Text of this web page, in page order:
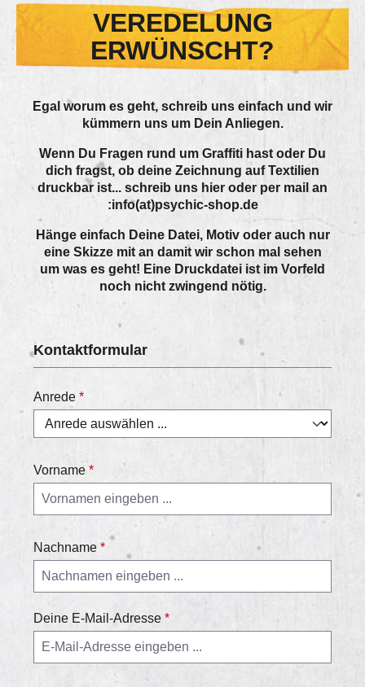
VEREDELUNG
ERWÜNSCHT?
Egal worum es geht, schreib uns einfach und wir
kümmern uns um Dein Anliegen.
Wenn Du Fragen rund um Graffiti hast oder Du
dich fragst, ob deine Zeichnung auf Textilien
druckbar ist... schreib uns hier oder per mail an
:info(at)psychic-shop.de
Hänge einfach Deine Datei, Motiv oder auch nur
eine Skizze mit an damit wir schon mal sehen
um was es geht! Eine Druckdatei ist im Vorfeld
noch nicht zwingend nötig.
Kontaktformular
Anrede *
Vorname *
Nachname *
Deine E-Mail-Adresse *